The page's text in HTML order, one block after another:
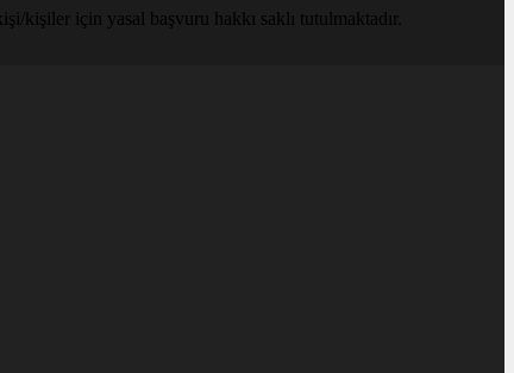
kişiler için yasal başvuru hakkı saklı tutulmaktadır.